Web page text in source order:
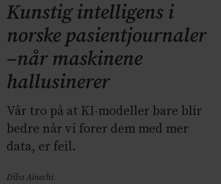
Kunstig intelligens i
norske pasientjournaler
–når maskinene
hallusinerer
Vår tro på at KI-modeller bare blir
bedre når vi forer dem med mer
data, er feil.
Diba Ainechi